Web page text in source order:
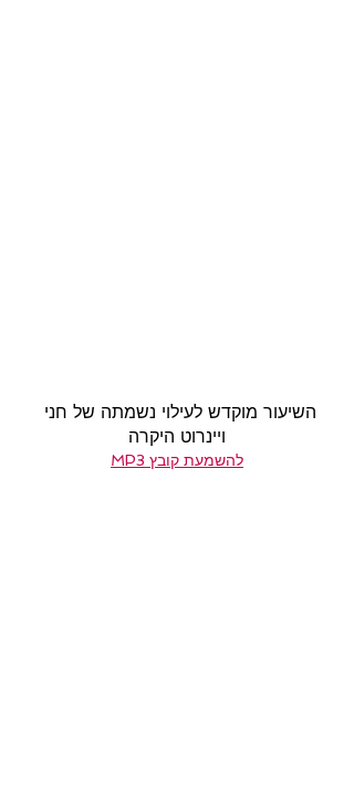
השיעור מוקדש לעילוי נשמתה של חני
ויינרוט היקרה
להשמעת קובץ MP3